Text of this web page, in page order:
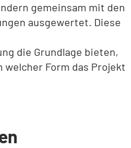
gemeinsam mit den
ausgewertet. Diese
die Grundlage bieten,
welcher Form das Projekt